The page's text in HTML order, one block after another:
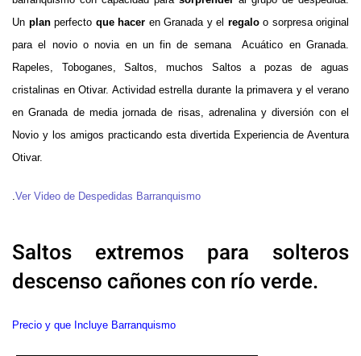
Un planperfecto que hacer en Granada y el regaloo sorpresa original
para el novio o novia en un fin de semana Acuático en Granada.
Rapeles, Toboganes, Saltos, muchos Saltos a pozas de aguas
cristalinas en Otivar. Actividad estrella durante la primavera y el verano
en Granada de media jornada de risas, adrenalina y diversión con el
Novio y los amigos practicando esta divertida Experiencia de Aventura
Otivar.
Ver Video de Despedidas Barranquismo
Saltos extremos para solteros
descenso cañones con río verde.
Precio y que Incluye Barranquismo